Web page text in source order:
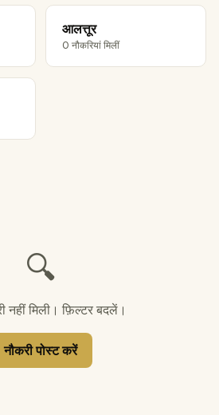
आलत्तूर
0 नौकरियां मिलीं
🔍
नहीं मिली। फ़िल्टर बदलें।
नौकरी पोस्ट करें